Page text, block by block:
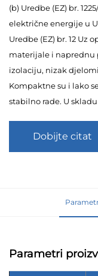
(b) Uredbe (EZ) br.
električne energije u
Uredbe (EZ) br. 12
materijale i
izolaciju, nizak
Kompaktne su i lako
stabilno rade. U
Dobijte citat
Parametri